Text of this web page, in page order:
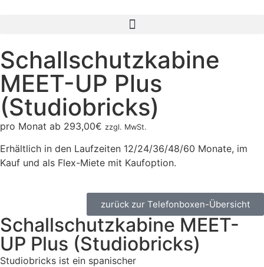
Schallschutzkabine
MEET-UP Plus
(Studiobricks)
pro Monat ab 293,00€ zzgl. MwSt.
Erhältlich in den Laufzeiten 12/24/36/48/60 Monate, im
Kauf und als Flex-Miete mit Kaufoption.
zurück zur Telefonboxen-Übersicht
Schallschutzkabine MEET-
UP Plus (Studiobricks)
Studiobricks ist ein spanischer